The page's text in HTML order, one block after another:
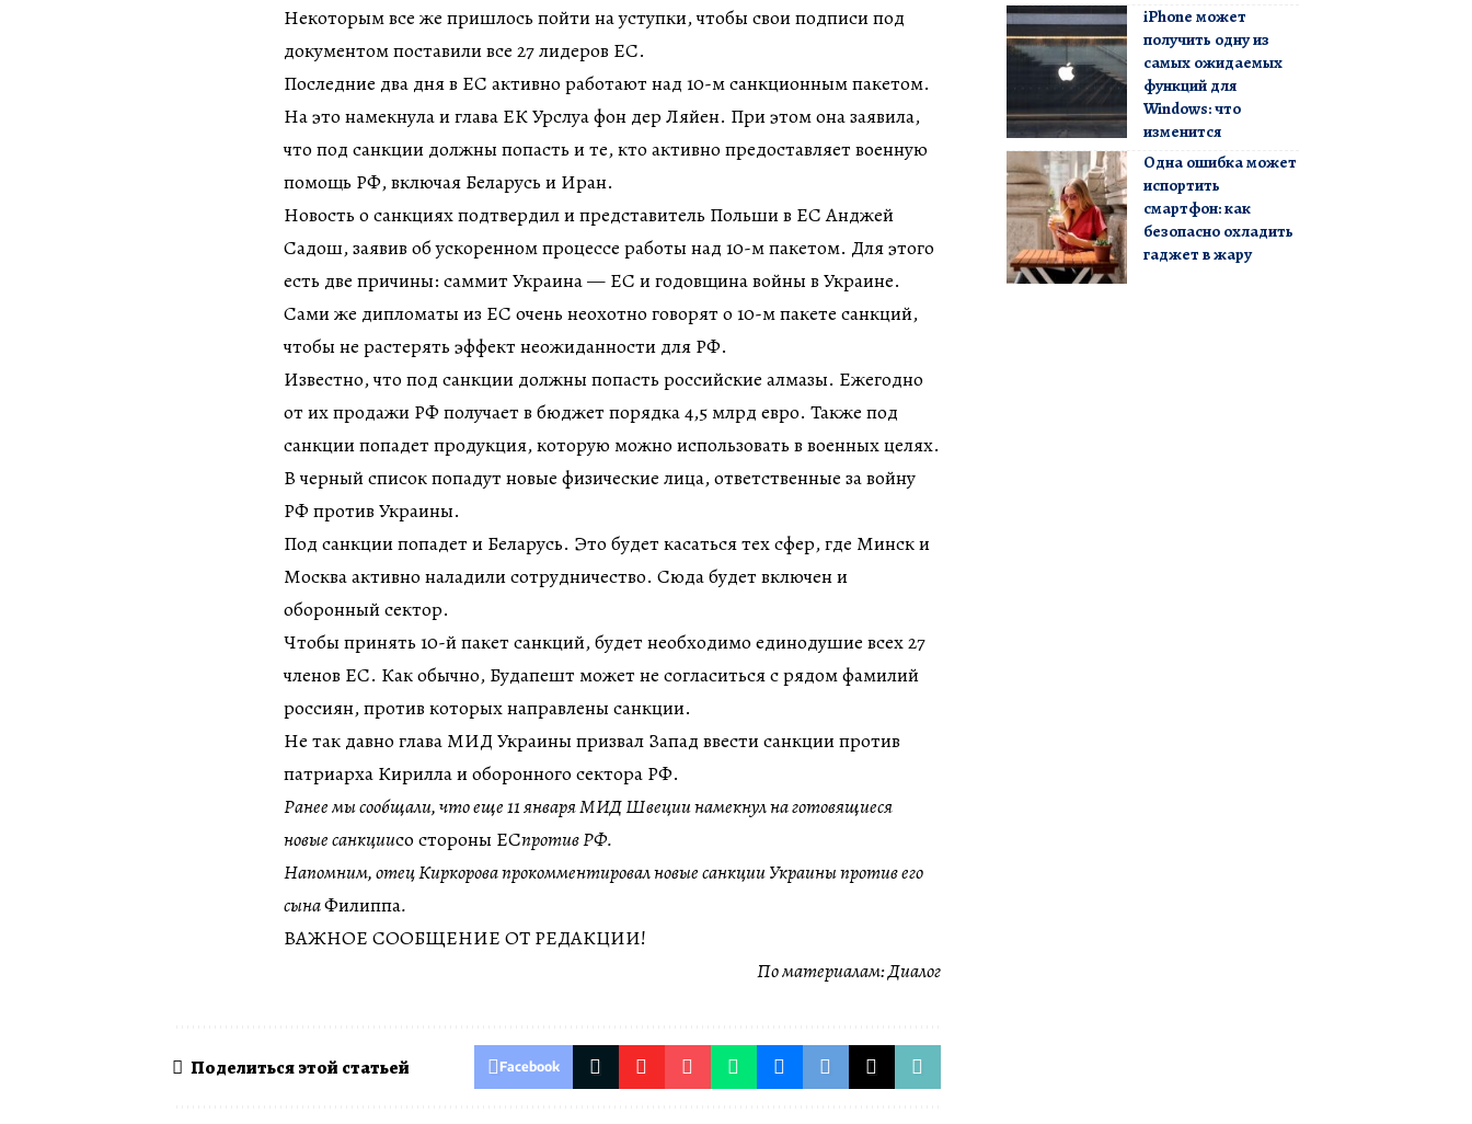
Некоторым все же пришлось пойти на уступки, чтобы свои подписи под
документом поставили все 27 лидеров ЕС.
Последние два дня в ЕС активно работают над 10-м санкционным пакетом.
На это намекнула и глава ЕК Урслуа фон дер Ляйен. При этом она заявила,
что под санкции должны попасть и те, кто активно предоставляет военную
помощь РФ, включая Беларусь и Иран.
Новость о санкциях подтвердил и представитель Польши в ЕС Анджей
Садош, заявив об ускоренном процессе работы над 10-м пакетом. Для этого
есть две причины: саммит Украина — ЕС и годовщина войны в Украине.
Сами же дипломаты из ЕС очень неохотно говорят о 10-м пакете санкций,
чтобы не растерять эффект неожиданности для РФ.
Известно, что под санкции должны попасть российские алмазы. Ежегодно
от их продажи РФ получает в бюджет порядка 4,5 млрд евро. Также под
санкции попадет продукция, которую можно использовать в военных целях.
В черный список попадут новые физические лица, ответственные за войну
РФ против Украины.
Под санкции попадет и Беларусь. Это будет касаться тех сфер, где Минск и
Москва активно наладили сотрудничество. Сюда будет включен и
оборонный сектор.
Чтобы принять 10-й пакет санкций, будет необходимо единодушие всех 27
членов ЕС. Как обычно, Будапешт может не согласиться с рядом фамилий
россиян, против которых направлены санкции.
Не так давно глава МИД Украины призвал Запад ввести санкции против
патриарха Кирилла и оборонного сектора РФ.
Ранее мы сообщали, что еще 11 января МИД Швеции намекнул на готовящиеся
новые санкциисо стороны ЕСпротив РФ.
Напомним, отец Киркорова прокомментировал новые санкции Украины против его
сынаФилиппа.
ВАЖНОЕ СООБЩЕНИЕ ОТ РЕДАКЦИИ!
По материалам:Диалог
Поделиться этой статьей Facebook
iPhone может
получить одну из
самых ожидаемых
функций для
Windows: что
изменится
Одна ошибка может
испортить
смартфон: как
безопасно охладить
гаджет в жару